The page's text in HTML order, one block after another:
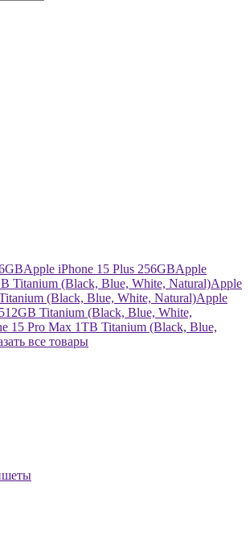
Apple iPhone 15 Plus 256GBApple
Titanium (Black, Blue, White, Natural)Apple
(Black, Blue, White, Natural)Apple
Titanium (Black, Blue, White,
15 Pro Max 1TB Titanium (Black, Blue,
все товары